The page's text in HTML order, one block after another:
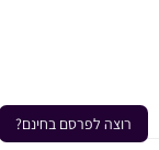
רוצה לפרסם בחינם?